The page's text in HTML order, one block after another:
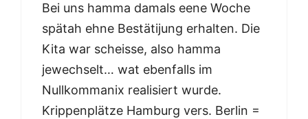
Bei uns hamma damals eene Woche
spätah ehne Bestätijung erhalten. Die
Kita war scheisse, also hamma
jewechselt… wat ebenfalls im
Nullkommanix realisiert wurde.
Krippenplätze Hamburg vers. Berlin =